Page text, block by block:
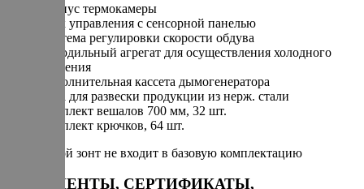
Корпус термокамеры
Блок управления с сенсорной панелью
Система регулировки скорости обдува
Холодильный агрегат для осуществления холодного
копчения
Дополнительная кассета дымогенератора
Рама для развески продукции из нерж. стали
Комплект вешалов 700 мм, 32 шт.
Комплект крючков, 64 шт.
* вытяжной зонт не входит в базовую комплектацию
ДОКУМЕНТЫ, СЕРТИФИКАТЫ,